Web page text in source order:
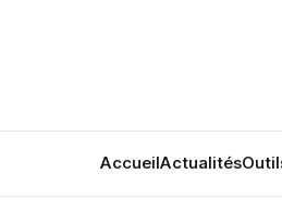
AccueilActualités